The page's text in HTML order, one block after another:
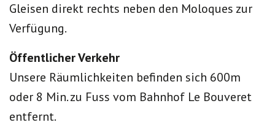
Gleisen direkt rechts neben den Moloques zur
Verfügung.
Öffentlicher Verkehr
Unsere Räumlichkeiten befinden sich 600m
oder 8 Min. zu Fuss vom Bahnhof Le Bouveret
entfernt.